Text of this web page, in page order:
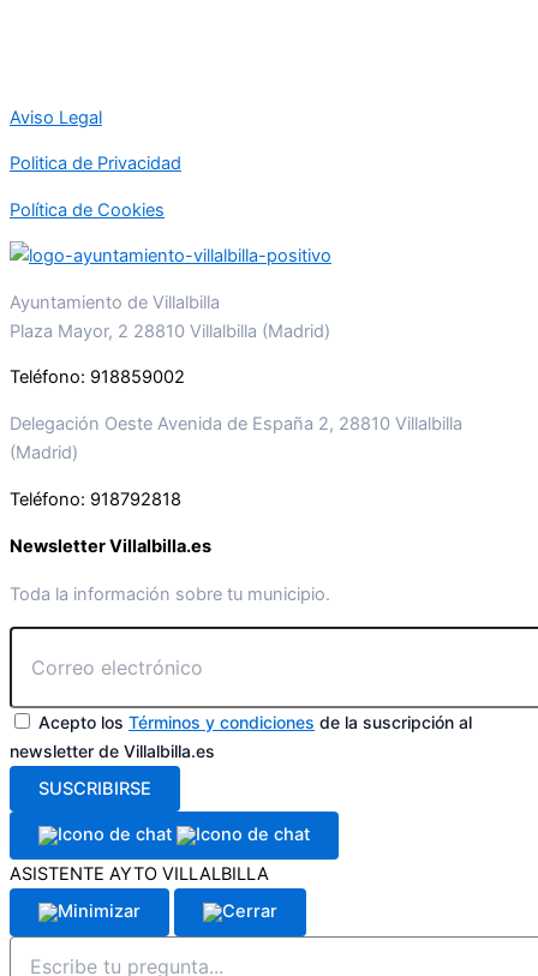
Aviso Legal
Politica de Privacidad
Política de Cookies
Ayuntamiento de Villalbilla
Plaza Mayor, 2 28810 Villalbilla (Madrid)
Teléfono: 918859002
Delegación Oeste Avenida de España 2, 28810 Villalbilla
(Madrid)
Teléfono: 918792818
Newsletter Villalbilla.es
Toda la información sobre tu municipio.
Acepto los Términos y condiciones de la suscripción al
newsletter de Villalbilla.es
SUSCRIBIRSE
ASISTENTE AYTO VILLALBILLA